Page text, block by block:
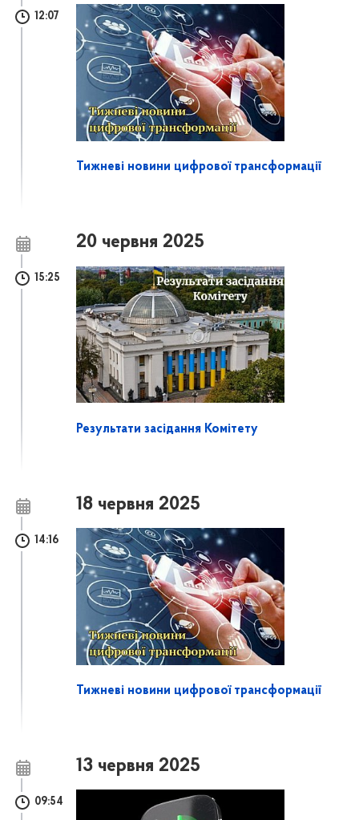
12:07
Тижневі новини цифрової трансформації
20 червня 2025
15:25
Результати засідання Комітету
18 червня 2025
14:16
Тижневі новини цифрової трансформації
13 червня 2025
09:54